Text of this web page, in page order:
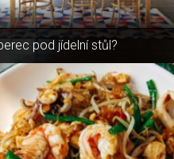
úklid bez námahy